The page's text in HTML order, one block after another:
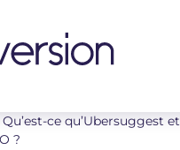
Qu’est-ce qu’Ubersuggest et
?